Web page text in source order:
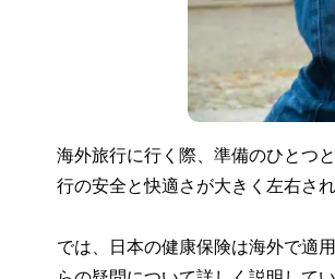
海外旅行に行く際、準備のひとつ
行の安全と快適さが大きく左右され
では、日本の健康保険は海外で適